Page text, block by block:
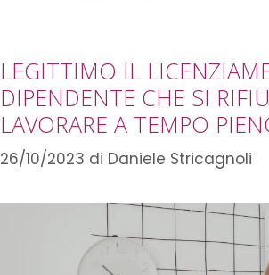
LEGITTIMO IL
DIPENDENTE CHE SI
LAVORARE A TEMPO
26/10/2023 di Daniele Stricagnoli